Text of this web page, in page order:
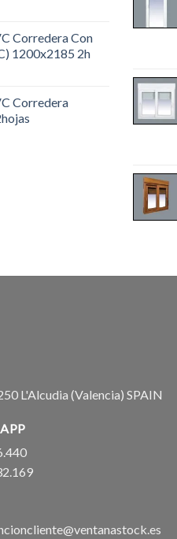
Corredera Con
1200x2185 2h
Corredera
L'Alcudia (Valencia) SPAIN